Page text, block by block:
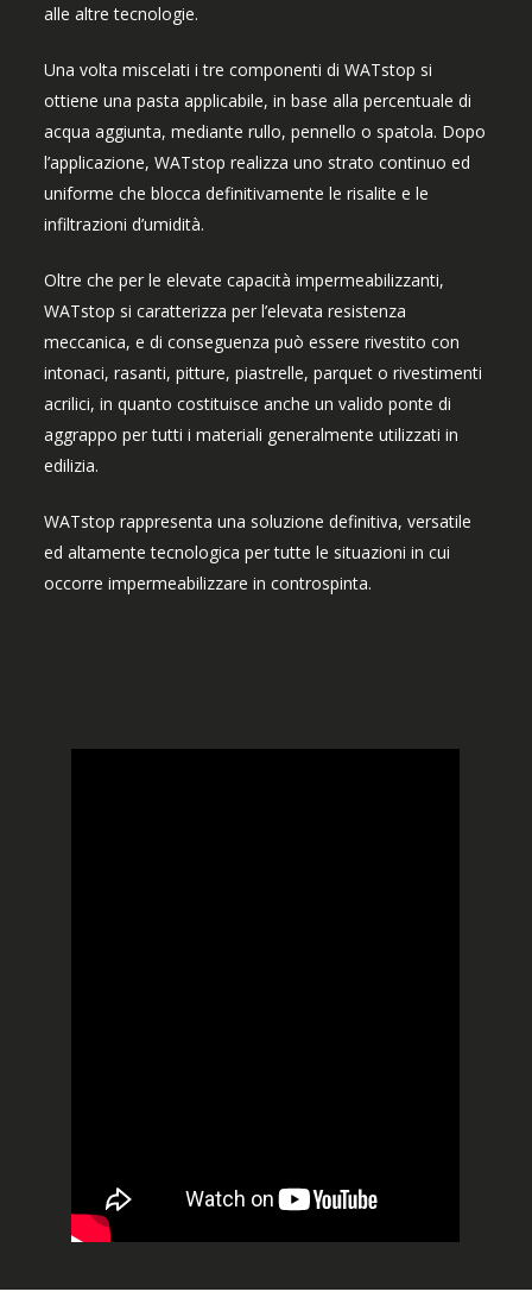
alle altre tecnologie.
Una volta miscelati i tre componenti di WATstop si
ottiene una pasta applicabile, in base alla percentuale di
acqua aggiunta, mediante rullo, pennello o spatola. Dopo
l’applicazione, WATstop realizza uno strato continuo ed
uniforme che blocca definitivamente le risalite e le
infiltrazioni d’umidità.
Oltre che per le elevate capacità impermeabilizzanti,
WATstop si caratterizza per l’elevata resistenza
meccanica, e di conseguenza può essere rivestito con
intonaci, rasanti, pitture, piastrelle, parquet o rivestimenti
acrilici, in quanto costituisce anche un valido ponte di
aggrappo per tutti i materiali generalmente utilizzati in
edilizia.
WATstop rappresenta una soluzione definitiva, versatile
ed altamente tecnologica per tutte le situazioni in cui
occorre impermeabilizzare in controspinta.